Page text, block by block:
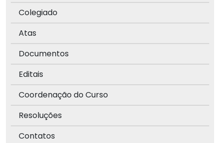
Colegiado
Atas
Documentos
Editais
Coordenação do Curso
Resoluções
Contatos